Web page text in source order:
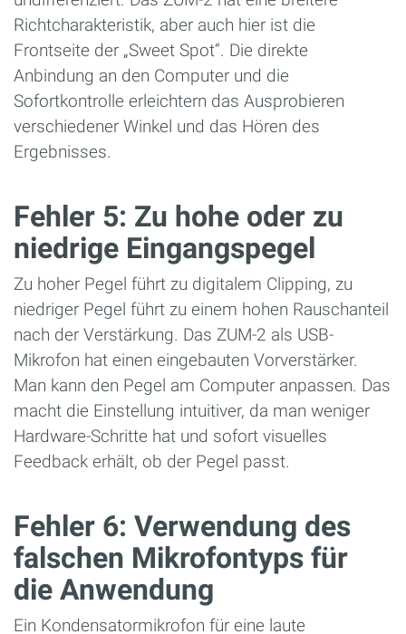
Richtcharakteristik, aber auch hier ist die
Frontseite der „Sweet Spot“. Die direkte
Anbindung an den Computer und die
Sofortkontrolle erleichtern das Ausprobieren
verschiedener Winkel und das Hören des
Ergebnisses.
Fehler 5: Zu hohe oder zu
niedrige Eingangspegel
Zu hoher Pegel führt zu digitalem Clipping, zu
niedriger Pegel führt zu einem hohen Rauschanteil
nach der Verstärkung. Das ZUM-2 als USB-
Mikrofon hat einen eingebauten Vorverstärker.
Man kann den Pegel am Computer anpassen. Das
macht die Einstellung intuitiver, da man weniger
Hardware-Schritte hat und sofort visuelles
Feedback erhält, ob der Pegel passt.
Fehler 6: Verwendung des
falschen Mikrofontyps für
die Anwendung
Ein Kondensatormikrofon für eine laute